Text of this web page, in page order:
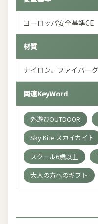
ヨーロッパ安全基準CE
材質
ナイロン、ファイバー
関連KeyWord
外遊びOUTDOOR
Sky Kite スカイカイト
スクール6歳以上
大人の方へのギフト